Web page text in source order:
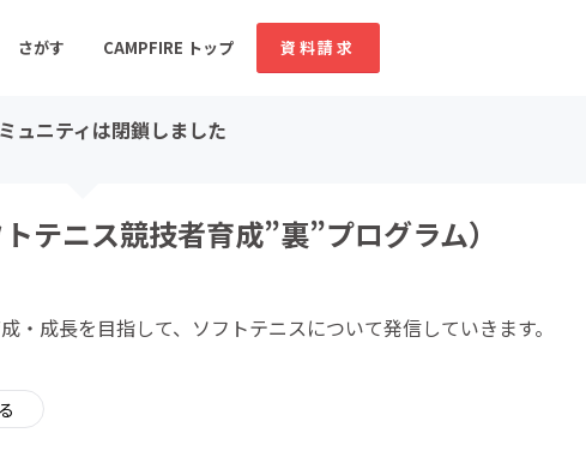
さがす CAMPFIRE トップ 資料請求
発 フード・飲食店
ファッション
ュニティは閉鎖しました
テニス競技者育成”裏”プログラム）
・成長を目指して、ソフトテニスについて発信していきます。